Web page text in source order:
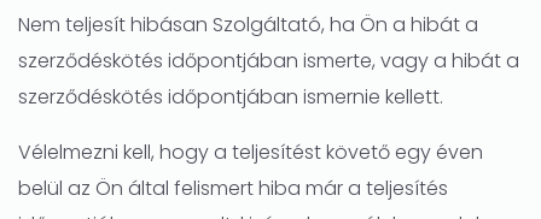
Nem teljesít hibásan Szolgáltató, ha Ön a hibát a
szerződéskötés időpontjában ismerte, vagy a hibát a
szerződéskötés időpontjában ismernie kellett.
Vélelmezni kell, hogy a teljesítést követő egy éven
belül az Ön által felismert hiba már a teljesítés